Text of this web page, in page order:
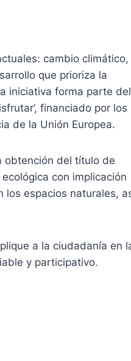
cambio climático,
que prioriza la
iniciativa forma parte del
financiado por los
de la Unión Europea.
obtención del título de
con implicación
los espacios naturales,
a la ciudadanía en
y participativo.